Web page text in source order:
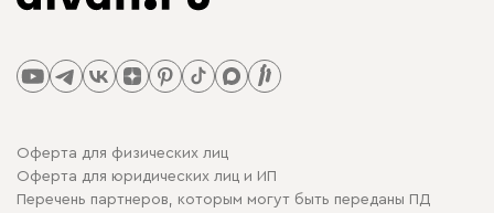
Оферта для физических лиц
Оферта для юридических лиц и ИП
Перечень партнеров, которым могут быть переданы ПД